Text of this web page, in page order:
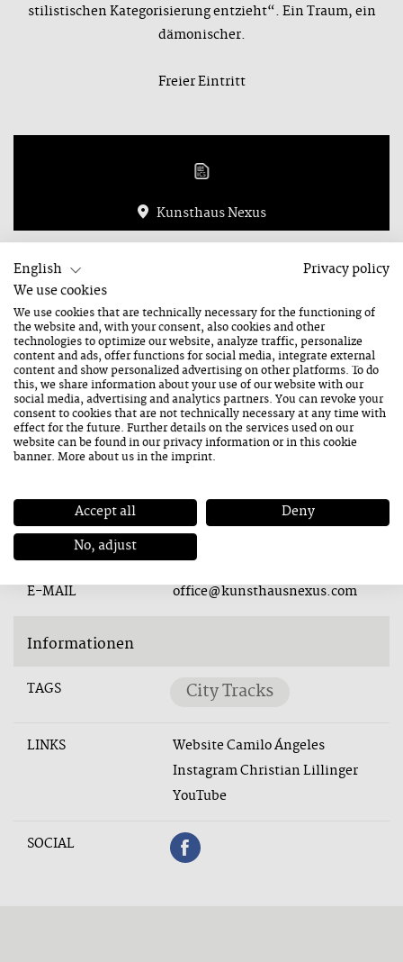
stilistischen Kategorisierung entzieht“. Ein Traum, ein
dämonischer.
Freier Eintritt
Kunsthaus Nexus
Samstag
22:00 Uhr
Dauer: 1 Stunde
Kontakt
5760 Saalfelden
TELEFON
E-MAIL office@kunsthausnexus.com
Informationen
TAGS City Tracks
LINKS
Website Camilo Ángeles
Instagram Christian Lillinger
YouTube
SOCIAL
English
Privacy policy
We use cookies
We use cookies that are technically necessary for the functioning of
the website and, with your consent, also cookies and other
technologies to optimize our website, analyze traffic, personalize
content and ads, offer functions for social media, integrate external
content and show personalized advertising on other platforms. To do
this, we share information about your use of our website with our
social media, advertising and analytics partners. You can revoke your
consent to cookies that are not technically necessary at any time with
effect for the future. Further details on the services used on our
website can be found in ourprivacy informationor in this cookie
banner. More about us in theimprint.
Accept all
Deny
No, adjust